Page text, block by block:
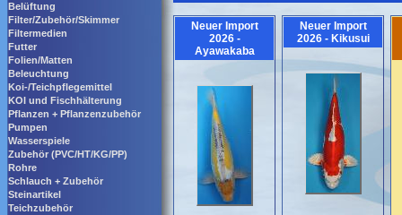
Belüftung
Filter/Zubehör/Skimmer
Filtermedien
Futter
Folien/Matten
Beleuchtung
Koi-/Teichpflegemittel
KOI und Fischhälterung
Pflanzen + Pflanzenzubehör
Pumpen
Wasserspiele
Zubehör (PVC/HT/KG/PP)
Rohre
Schlauch + Zubehör
Steinartikel
Teichzubehör
Neuer Import
2026 -
Ayawakaba
Neuer Import
2026 - Kikusui